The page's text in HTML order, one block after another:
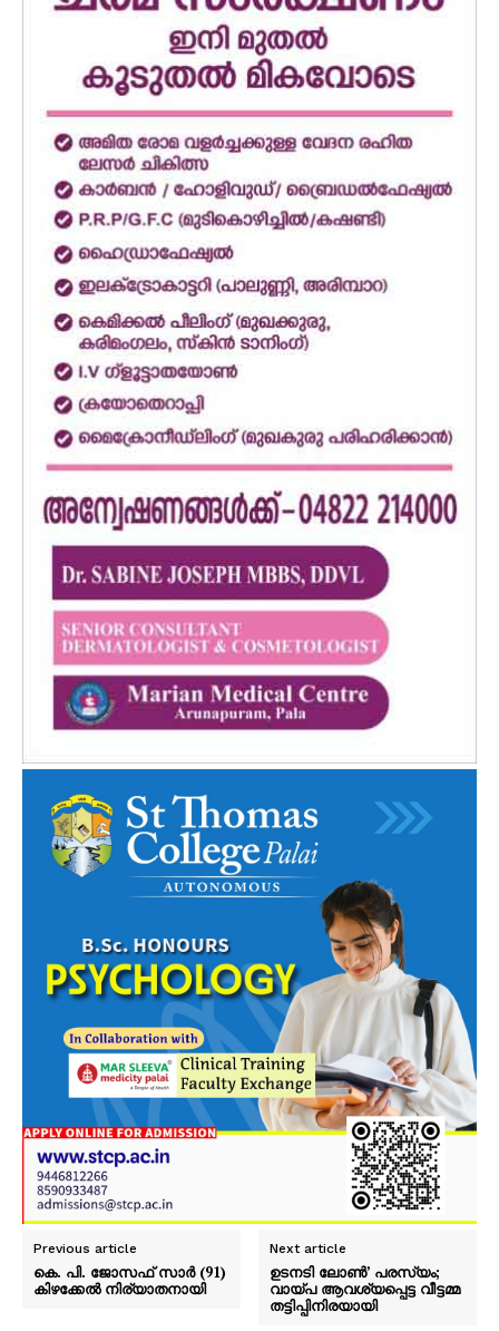
Previous article
കെ. പി. ജോസഫ് സാർ (91)
കിഴക്കേൽ നിര്യാതനായി
Next article
ഉടനടി ലോൺ’ പരസ്യം;
വായ്പ ആവശ്യപ്പെട്ട വീട്ടമ്മ
തട്ടിപ്പിനിരയായി